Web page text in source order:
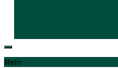
Mehr